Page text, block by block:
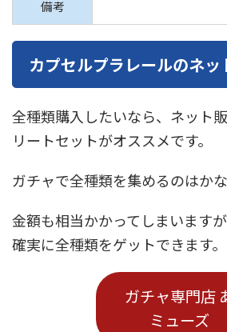
備考
カプセルプラレールのネッ
全種類購入したいなら、ネット
リートセットがオススメです。
ガチャで全種類を集めるのはかな
金額も相当かかってしまいます
確実に全種類をゲットできます。
ガチャ専門店
ミューズ